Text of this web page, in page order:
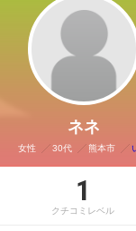
ネネ
女性 30代 熊本市
1
クチコミレベル